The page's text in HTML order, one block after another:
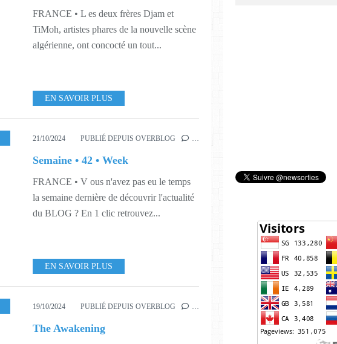
FRANCE • L es deux frères Djam et
TiMoh, artistes phares de la nouvelle scène
algérienne, ont concocté un tout...
EN SAVOIR PLUS
21/10/2024 PUBLIÉ DEPUIS OVERBLOG …
Semaine • 42 • Week
FRANCE • V ous n'avez pas eu le temps
la semaine dernière de découvrir l'actualité
du BLOG ? En 1 clic retrouvez...
EN SAVOIR PLUS
44219/10/2024 PUBLIÉ DEPUIS OVERBLOG …
The Awakening